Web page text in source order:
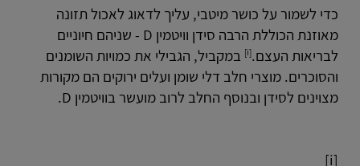
כדי לשמור על כושר מיטבי, עליך לדאוג לאכול תזונה
מאוזנת הכוללת הרבה סידן וויטמין D - שניהם חיוניים
לבריאות העצם.[i]
במקביל, הגבילי את כמויות השומנים
והסוכרים. מוצרי חלב דלי שומן ועלים ירוקים הם מקורות
מצוינים לסידן ובנוסף החלב לרוב מועשר בוויטמין D.
[i]